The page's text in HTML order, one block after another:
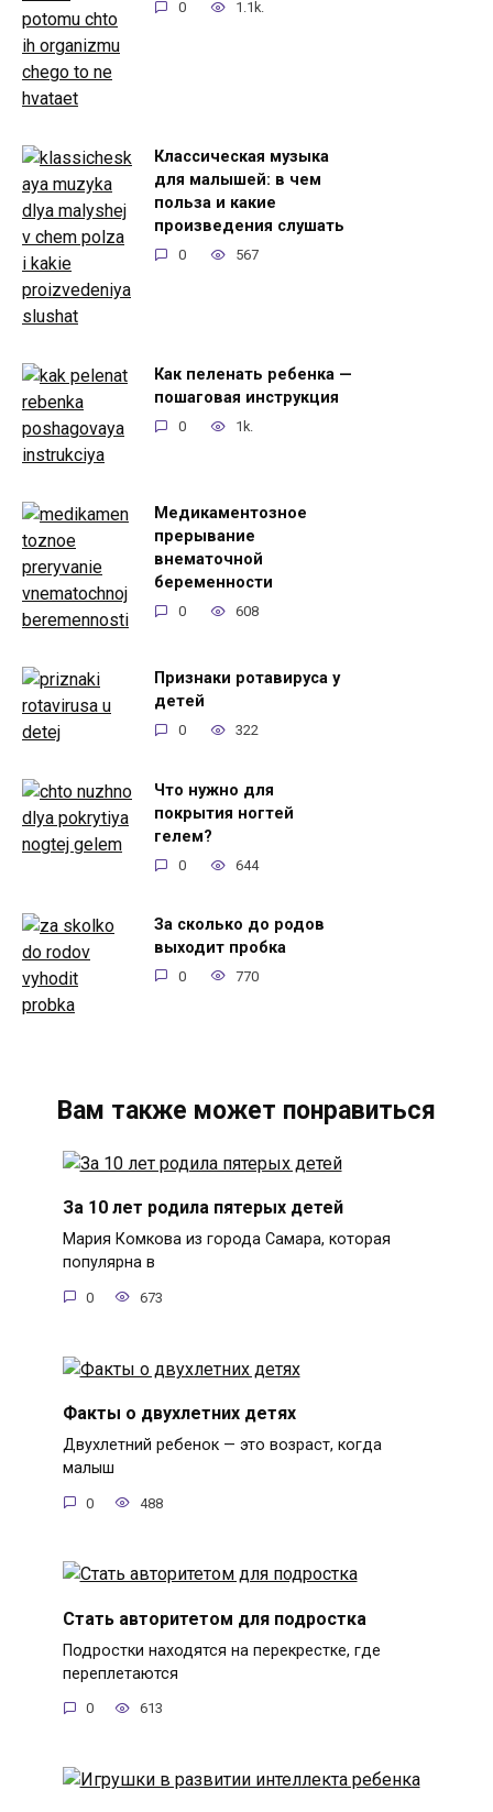
0 1.1k.
Классическая музыка
для малышей: в чем
польза и какие
произведения слушать
0 567
Как пеленать ребенка —
пошаговая инструкция
0 1k.
Медикаментозное
прерывание
внематочной
беременности
0 608
Признаки ротавируса у
детей
0 322
Что нужно для
покрытия ногтей
гелем?
0 644
За сколько до родов
выходит пробка
0 770
Вам также может понравиться
За 10 лет родила пятерых детей
Мария Комкова из города Самара, которая
популярна в
0 673
Факты о двухлетних детях
Двухлетний ребенок — это возраст, когда
малыш
0 488
Стать авторитетом для подростка
Подростки находятся на перекрестке, где
переплетаются
0 613